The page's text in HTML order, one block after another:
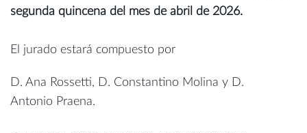
segunda quincena del mes de abril de 2026.
El jurado estará compuesto por
D. Ana Rossetti, D. Constantino Molina y D.
Antonio Praena.